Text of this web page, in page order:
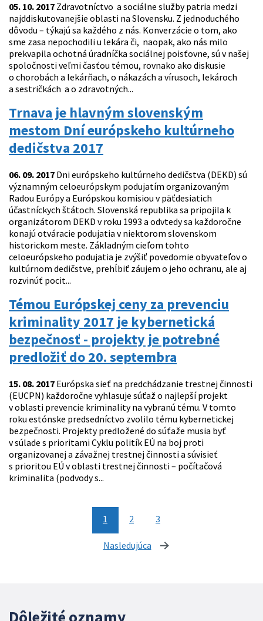
05. 10. 2017 Zdravotníctvo a sociálne služby patria medzi
najddiskutovanejšie oblasti na Slovensku. Z jednoduchého
dôvodu – týkajú sa každého z nás. Konverzácie o tom, ako
sme zasa nepochodili u lekára či, naopak, ako nás milo
prekvapila ochotná úradníčka sociálnej poisťovne, sú v našej
spoločnosti veľmi časťou témou, rovnako ako diskusie
o chorobách a lekárňach, o nákazách a vírusoch, lekároch
a sestričkách a o zdravotných...
Trnava je hlavným slovenským
mestom Dní európskeho kultúrneho
dedičstva 2017
06. 09. 2017 Dni európskeho kultúrneho dedičstva (DEKD) sú
významným celoeurópskym podujatím organizovaným
Radou Európy a Európskou komisiou v päťdesiatich
účastníckych štátoch. Slovenská republika sa pripojila k
organizátorom DEKD v roku 1993 a odvtedy sa každoročne
konajú otváracie podujatia v niektorom slovenskom
historickom meste. Základným cieľom tohto
celoeurópskeho podujatia je zvýšiť povedomie obyvateľov o
kultúrnom dedičstve, prehĺbiť záujem o jeho ochranu, ale aj
rozvinúť pocit...
Témou Európskej ceny za prevenciu
kriminality 2017 je kybernetická
bezpečnosť - projekty je potrebné
predložiť do 20. septembra
15. 08. 2017 Európska sieť na predchádzanie trestnej činnosti
(EUCPN) každoročne vyhlasuje súťaž o najlepší projekt
v oblasti prevencie kriminality na vybranú tému. V tomto
roku estónske predsedníctvo zvolilo tému kybernetickej
bezpečnosti. Projekty predložené do súťaže musia byť
v súlade s prioritami Cyklu politík EÚ na boj proti
organizovanej a závažnej trestnej činnosti a súvisieť
s prioritou EÚ v oblasti trestnej činnosti – počítačová
kriminalita (podvody s...
1 2 3
Nasledujúca stránka